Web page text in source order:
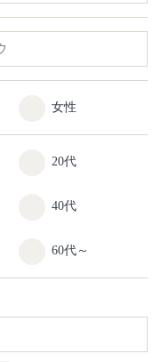
女性
20代
40代
60代～